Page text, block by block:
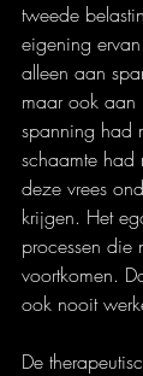
tweede
eigening
alleen aan
maar ook
spanning had
schaamte had
deze vrees
krijgen. Het
processen die
voortkomen.
ook nooit
De